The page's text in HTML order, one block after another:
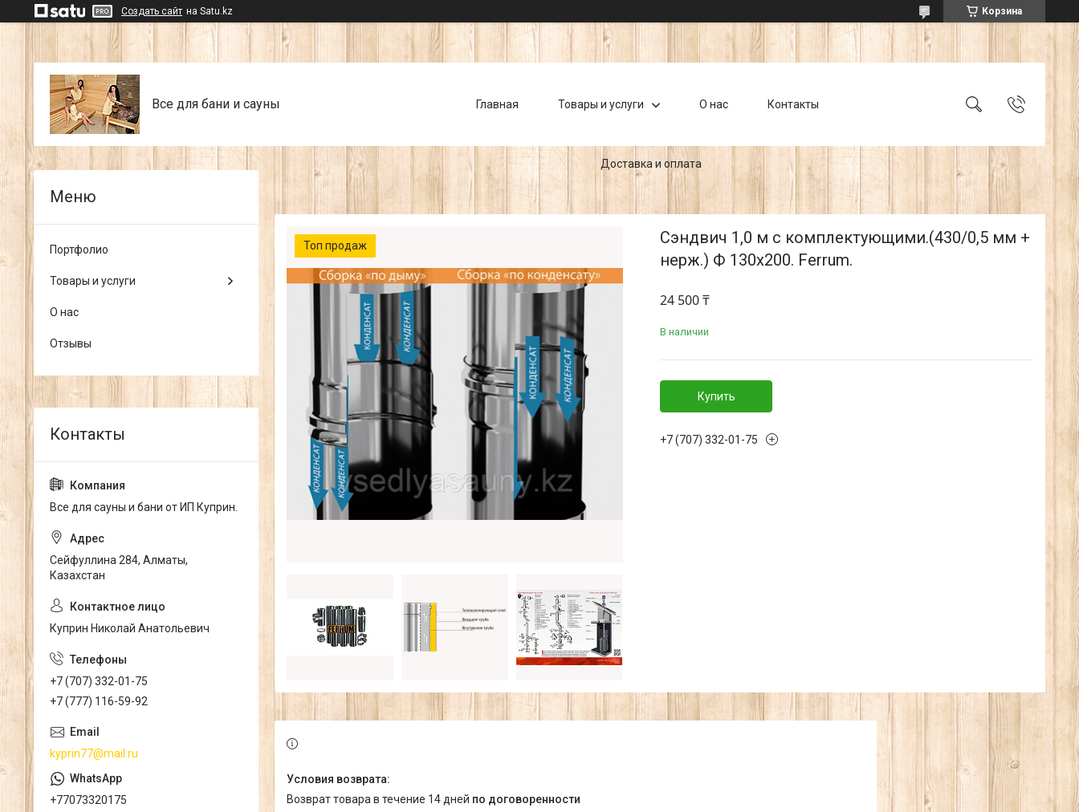
Создать сайт на Satu.kz Корзина
Все для бани и сауны Главная Товары и услуги О нас Контакты
Доставка и оплата
Топ продаж
Сэндвич 1,0 м с комплектующими.(430/0,5 мм +
нерж.) Ф 130х200. Ferrum.
24 500 ₸
В наличии
Купить
+7 (707) 332-01-75
возврат товара в течение 14 дней по договоренности
Портфолио
Товары и услуги
О нас
Отзывы
Все для сауны и бани от ИП Куприн.
Сейфуллина 284, Алматы,
Казахстан
Куприн Николай Анатольевич
+7 (707) 332-01-75
+7 (777) 116-59-92
kyprin77@mail.ru
+77073320175